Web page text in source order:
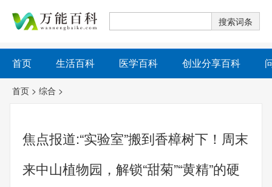
首页 生活百科 医学百科 创业分享百科
首页 > 综合 >
焦点报道:“实验室”搬到香樟树下！周末
来中山植物园，解锁“甜菊”“黄精”的硬